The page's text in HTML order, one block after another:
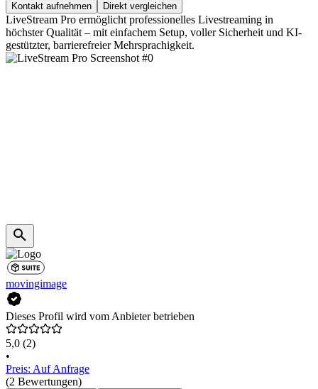
Kontakt aufnehmen Direkt vergleichen
LiveStream Pro ermöglicht professionelles Livestreaming in
höchster Qualität – mit einfachem Setup, voller Sicherheit und KI-
gestützter, barrierefreier Mehrsprachigkeit.
movingimage
Dieses Profil wird vom Anbieter betrieben
5,0 (2)
•
Preis: Auf Anfrage
(2 Bewertungen)